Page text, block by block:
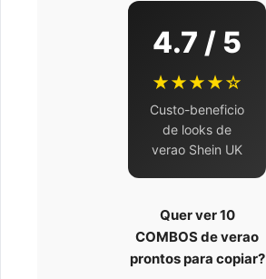
4.7 / 5
★★★★☆
Custo-beneficio
de looks de
verao Shein UK
Quer ver 10
COMBOS de verao
prontos para copiar?